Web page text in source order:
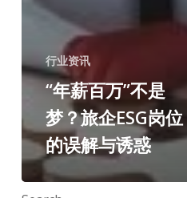
行业资讯
“年薪百万”不是
梦？旅企ESG岗位
的误解与诱惑